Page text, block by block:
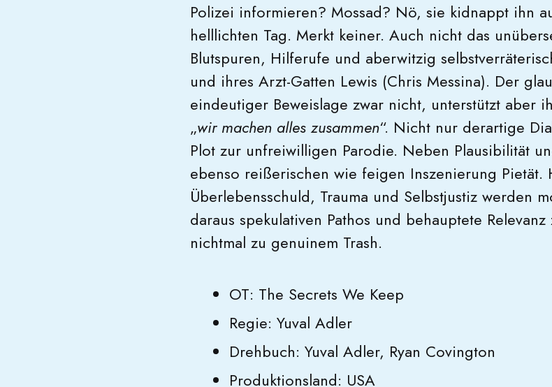
Polizei informieren? Mossad? Nö, sie kidnappt ihn
helllichten Tag. Merkt keiner. Auch nicht das
Blutspuren, Hilferufe und aberwitzig
und ihres Arzt-Gatten Lewis (Chris Messina). Der
eindeutiger Beweislage zwar nicht, unterstützt aber
„wir machen alles zusammen“. Nicht nur derartige
Plot zur unfreiwilligen Parodie. Neben Plausibilität
ebenso reißerischen wie feigen Inszenierung Pietät.
Überlebensschuld, Trauma und Selbstjustiz werden
daraus spekulativen Pathos und behauptete
nichtmal zu genuinem Trash.
OT: The Secrets We Keep
Regie: Yuval Adler
Drehbuch: Yuval Adler, Ryan Covington
Produktionsland: USA